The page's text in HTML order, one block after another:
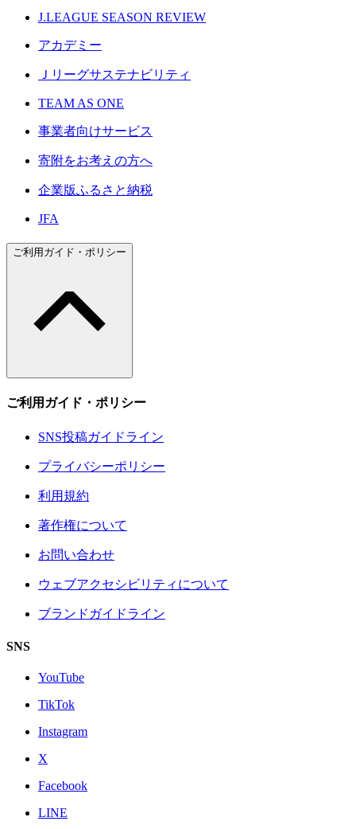
J.LEAGUE SEASON REVIEW
アカデミー
Ｊリーグサステナビリティ
TEAM AS ONE
事業者向けサービス
寄附をお考えの方へ
企業版ふるさと納税
JFA
ご利用ガイド・ポリシー
ご利用ガイド・ポリシー
SNS投稿ガイドライン
プライバシーポリシー
利用規約
著作権について
お問い合わせ
ウェブアクセシビリティについて
ブランドガイドライン
SNS
YouTube
TikTok
Instagram
X
Facebook
LINE